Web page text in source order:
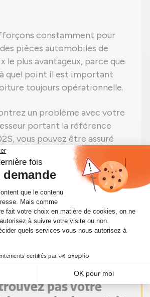
constamment pour
pièces automobiles de
le plus avantageux, parce que
à quel point il est important
toujours opérationnelle.
un problème avec votre
portant la référence
vous pouvez être assuré
disponible immédiatement
vous avez besoin.
vous avez besoin d'un kit
5002S, achetez-le sans
pas votre